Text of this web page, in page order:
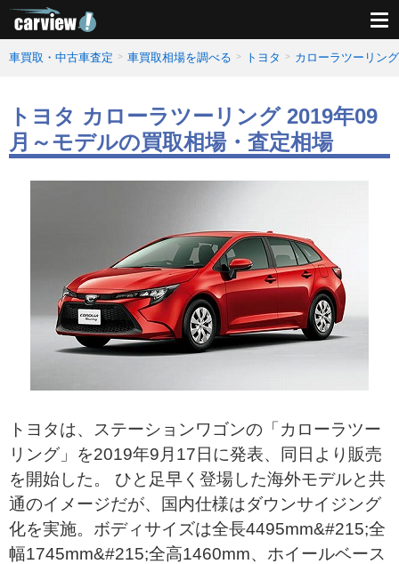
車買取・中古車査定 車買取相場を調べる トヨタ カローラツーリン
トヨタ カローラツーリング 2019年09
月～モデルの買取相場・査定相場
トヨタは、ステーションワゴンの「カローラツー
リング」を2019年9月17日に発表、同日より販売
を開始した。 ひと足早く登場した海外モデルと共
通のイメージだが、国内仕様はダウンサイジング
化を実施。ボディサイズは全長4495mm&#215;全
幅1745mm&#215;全高1460mm、ホイールベース